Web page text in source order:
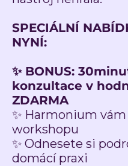
SPECIÁLNÍ
NYNÍ:
✨ BONUS:
konzultace v
ZDARMA
✨ Harmonium
workshopu
✨ Odnesete si
domácí praxi